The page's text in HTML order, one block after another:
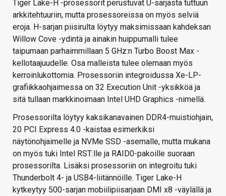
Tiger Lake-H -prosessorit perustuvat U-sarjasta tuttuun
arkkitehtuuriin, mutta prosessoreissa on myös selviä
eroja. H-sarjan piisirulta löytyy maksimissaan kahdeksan
Willow Cove -ydintä ja ainakin huippumalli tulee
taipumaan parhaimmillaan 5 GHz:n Turbo Boost Max -
kellotaajuudelle. Osa malleista tulee olemaan myös
kerroinlukottomia. Prosessoriin integroidussa Xe-LP-
grafiikkaohjaimessa on 32 Execution Unit -yksikköä ja
sitä tullaan markkinoimaan Intel UHD Graphics -nimellä.
Prosessorilta löytyy kaksikanavainen DDR4-muistiohjain,
20 PCI Express 4.0 -kaistaa esimerkiksi
näytönohjaimelle ja NVMe SSD -asemalle, mutta mukana
on myös tuki Intel RST:lle ja RAID0-pakoille suoraan
prosessorilta. Lisäksi prosessoriin on integroitu tuki
Thunderbolt 4- ja USB4-liitännöille. Tiger Lake-H
kytkeytyy 500-sarjan mobiilipiisarjaan DMI x8 -väylällä ja